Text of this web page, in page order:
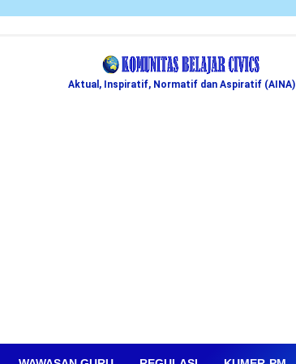
Aktual, Inspiratif, Normatif dan Aspiratif (AINA)